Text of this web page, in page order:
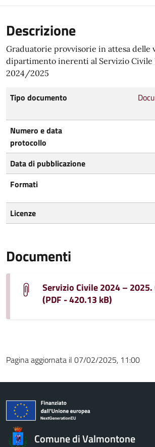
Descrizione
Graduatorie provvisorie in attesa delle
dipartimento inerenti al Servizio Civile
2024/2025
Tipo documento
Numero e data
protocollo
Data di pubblicazione
Formati
Licenze
Documenti
Servizio Civile 2024 –
(PDF - 420.13 kB)
Pagina aggiornata il 07/02/2025, 11:00
Comune di Valmontone